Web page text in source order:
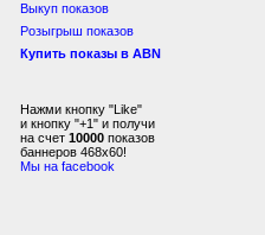
Выкуп показов
Розыгрыш показов
Купить показы в ABN
Нажми кнопку "Like"
и кнопку "+1" и получи
на счет 10000 показов
баннеров 468x60!
Мы на facebook